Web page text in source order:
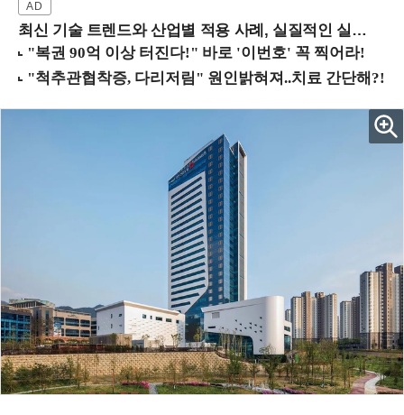
최신 기술 트렌드와 산업별 적용 사례, 실질적인 실행 전략을 공유 (9/18 양재역)